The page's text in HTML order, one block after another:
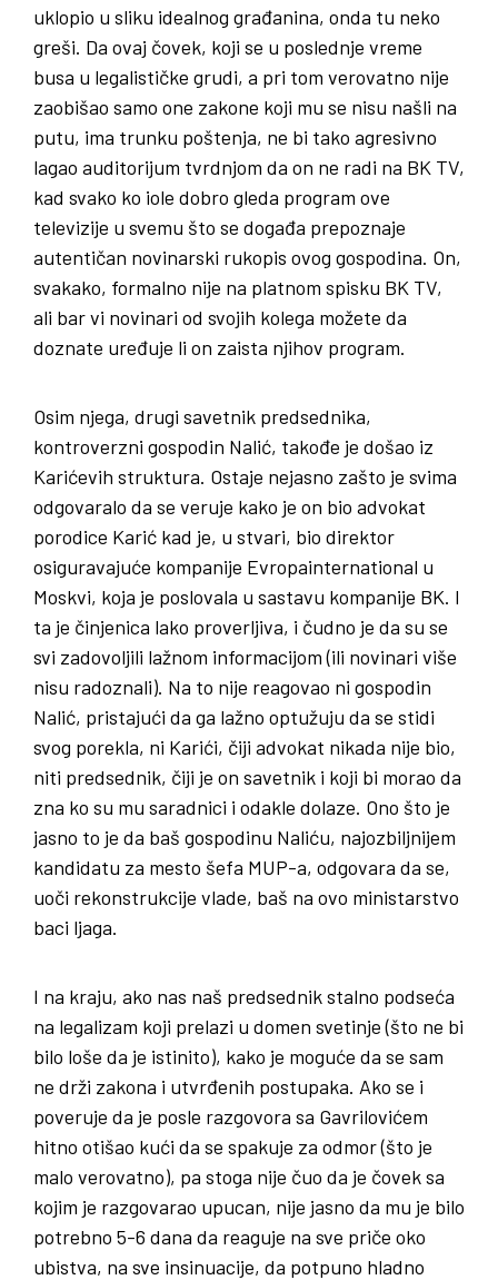
uklopio u sliku idealnog građanina, onda tu neko
greši. Da ovaj čovek, koji se u poslednje vreme
busa u legalističke grudi, a pri tom verovatno nije
zaobišao samo one zakone koji mu se nisu našli na
putu, ima trunku poštenja, ne bi tako agresivno
lagao auditorijum tvrdnjom da on ne radi na BK TV,
kad svako ko iole dobro gleda program ove
televizije u svemu što se događa prepoznaje
autentičan novinarski rukopis ovog gospodina. On,
svakako, formalno nije na platnom spisku BK TV,
ali bar vi novinari od svojih kolega možete da
doznate uređuje li on zaista njihov program.
Osim njega, drugi savetnik predsednika,
kontroverzni gospodin Nalić, takođe je došao iz
Karićevih struktura. Ostaje nejasno zašto je svima
odgovaralo da se veruje kako je on bio advokat
porodice Karić kad je, u stvari, bio direktor
osiguravajuće kompanije Evropainternational u
Moskvi, koja je poslovala u sastavu kompanije BK. I
ta je činjenica lako proverljiva, i čudno je da su se
svi zadovoljili lažnom informacijom (ili novinari više
nisu radoznali). Na to nije reagovao ni gospodin
Nalić, pristajući da ga lažno optužuju da se stidi
svog porekla, ni Karići, čiji advokat nikada nije bio,
niti predsednik, čiji je on savetnik i koji bi morao da
zna ko su mu saradnici i odakle dolaze. Ono što je
jasno to je da baš gospodinu Naliću, najozbiljnijem
kandidatu za mesto šefa MUP-a, odgovara da se,
uoči rekonstrukcije vlade, baš na ovo ministarstvo
baci ljaga.
I na kraju, ako nas naš predsednik stalno podseća
na legalizam koji prelazi u domen svetinje (što ne bi
bilo loše da je istinito), kako je moguće da se sam
ne drži zakona i utvrđenih postupaka. Ako se i
poveruje da je posle razgovora sa Gavrilovićem
hitno otišao kući da se spakuje za odmor (što je
malo verovatno), pa stoga nije čuo da je čovek sa
kojim je razgovarao upucan, nije jasno da mu je bilo
potrebno 5-6 dana da reaguje na sve priče oko
ubistva, na sve insinuacije, da potpuno hladno